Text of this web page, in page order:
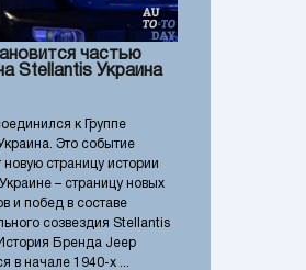
частью
Stellantis Украина
к Группе
Это событие
новую страницу истории
– страницу новых
и побед в составе
созвездия Stellantis
Бренда Jeep
в начале 1940-х ...